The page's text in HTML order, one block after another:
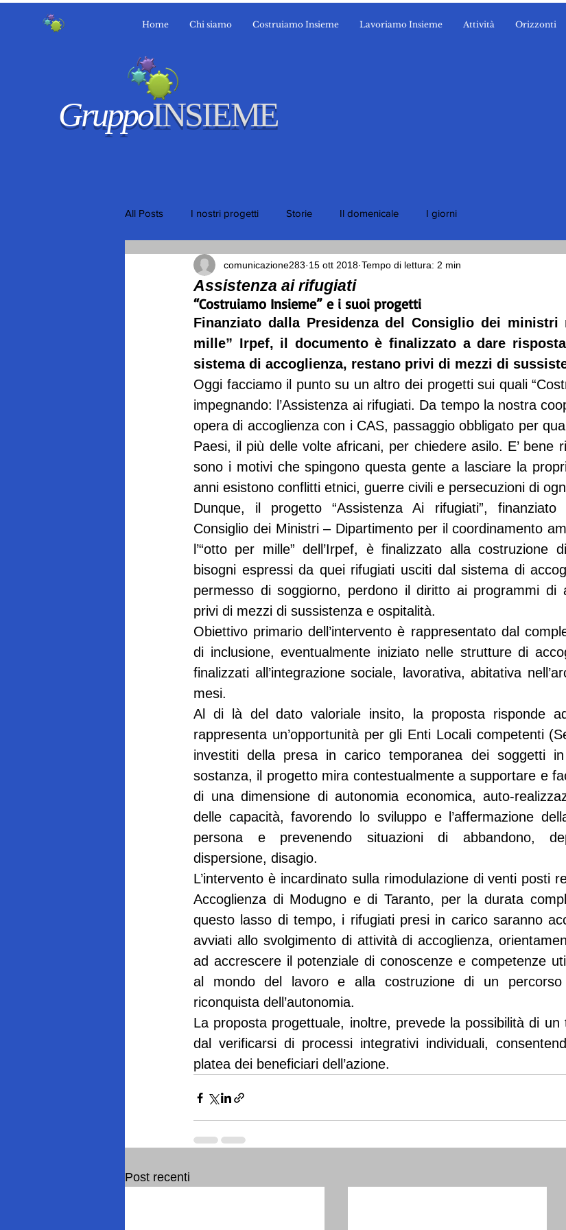
GruppoINSIEME
Home Chi siamo Costruiamo Insieme Lavoriamo Insieme Attività Orizzonti
All Posts I nostri progetti Storie Il domenicale I giorni
Assistenza ai rifugiati
comunicazione283 15 ott 2018 Tempo di lettura: 2 min
“Costruiamo Insieme” e i suoi progetti
Finanziato dalla Presidenza del Consiglio dei ministri
mille” Irpef, il documento è finalizzato a dare
sistema di accoglienza, restano privi di mezzi di
Oggi facciamo il punto su un altro dei progetti sui quali
impegnando: l’Assistenza ai rifugiati. Da tempo la nostra
opera di accoglienza con i CAS, passaggio obbligato per
Paesi, il più delle volte africani, per chiedere asilo. E’ bene
sono i motivi che spingono questa gente a lasciare la
anni esistono conflitti etnici, guerre civili e persecuzioni di
Dunque, il progetto “Assistenza Ai rifugiati”, finanziato
Consiglio dei Ministri – Dipartimento per il coordinamento
l’“otto per mille” dell’Irpef, è finalizzato alla costruzione
bisogni espressi da quei rifugiati usciti dal sistema di
permesso di soggiorno, perdono il diritto ai programmi di
privi di mezzi di sussistenza e ospitalità.
Obiettivo primario dell’intervento è rappresentato dal
di inclusione, eventualmente iniziato nelle strutture di
finalizzati all’integrazione sociale, lavorativa, abitativa
mesi.
Al di là del dato valoriale insito, la proposta risponde
rappresenta un’opportunità per gli Enti Locali competenti
investiti della presa in carico temporanea dei soggetti
sostanza, il progetto mira contestualmente a supportare e
di una dimensione di autonomia economica, auto-
delle capacità, favorendo lo sviluppo e l’affermazione
persona e prevenendo situazioni di abbandono,
dispersione, disagio.
L’intervento è incardinato sulla rimodulazione di venti posti
Accoglienza di Modugno e di Taranto, per la durata
questo lasso di tempo, i rifugiati presi in carico saranno
avviati allo svolgimento di attività di accoglienza,
ad accrescere il potenziale di conoscenze e competenze
al mondo del lavoro e alla costruzione di un
riconquista dell’autonomia.
La proposta progettuale, inoltre, prevede la possibilità di un
dal verificarsi di processi integrativi individuali,
platea dei beneficiari dell’azione.
Post recenti